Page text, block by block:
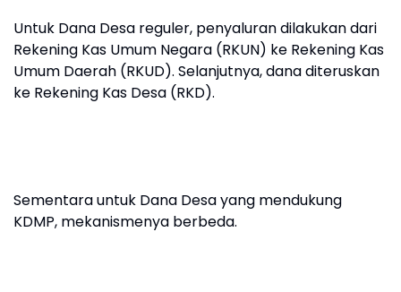
Untuk Dana Desa reguler, penyaluran dilakukan dari
Rekening Kas Umum Negara (RKUN) ke Rekening Kas
Umum Daerah (RKUD). Selanjutnya, dana diteruskan
ke Rekening Kas Desa (RKD).
Sementara untuk Dana Desa yang mendukung
KDMP, mekanismenya berbeda.